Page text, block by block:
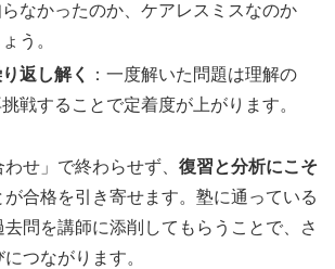
なかったのか、ケアレスミスなのか
う。
返し解く
：一度解いた問題は理解の
戦することで定着度が上がります。
せ」で終わらせず、 復習と分析にこそ
が合格を引き寄せます。塾に通っている
問を講師に添削してもらうことで、さ
つながります。